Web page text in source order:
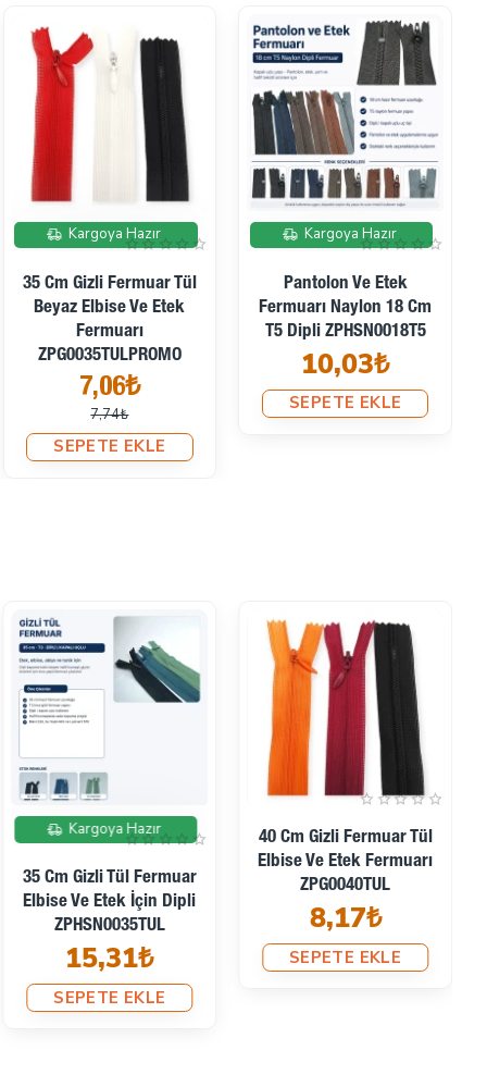
İndirimde
Kargoya Hazır
35 Cm Gizli Fermuar Tül
Beyaz Elbise Ve Etek
Fermuarı
ZPG0035TULPROMO
7,06₺
7,74₺
SEPETE EKLE
Kargoya Hazır
Pantolon Ve Etek
Fermuarı Naylon 18 Cm
T5 Dipli ZPHSN0018T5
10,03₺
SEPETE EKLE
Kargoya Hazır
35 Cm Gizli Tül Fermuar
Elbise Ve Etek İçin Dipli
ZPHSN0035TUL
15,31₺
SEPETE EKLE
40 Cm Gizli Fermuar Tül
Elbise Ve Etek Fermuarı
ZPG0040TUL
8,17₺
SEPETE EKLE